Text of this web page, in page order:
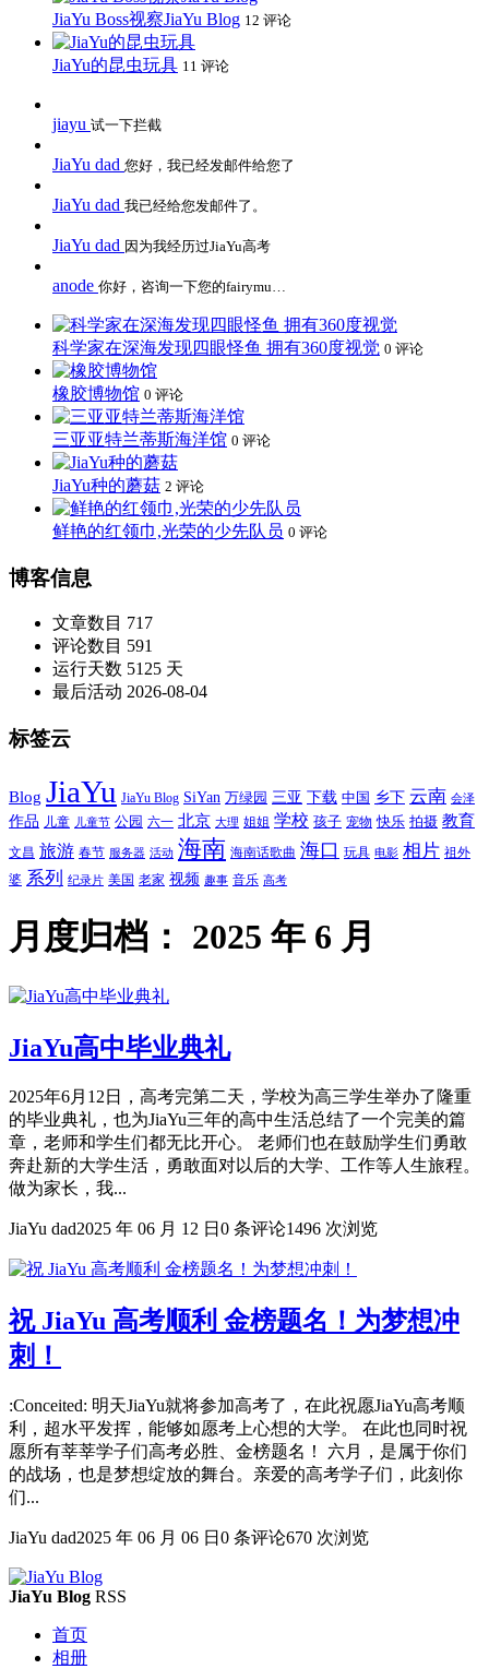
JiaYu Boss视察JiaYu Blog 12 评论
JiaYu的昆虫玩具 11 评论
jiayu 试一下拦截
JiaYu dad 您好，我已经发邮件给您了
JiaYu dad 我已经给您发邮件了。
JiaYu dad 因为我经历过JiaYu高考
anode 你好，咨询一下您的fairymu…
科学家在深海发现四眼怪鱼 拥有360度视觉 0 评论
橡胶博物馆 0 评论
三亚亚特兰蒂斯海洋馆 0 评论
JiaYu种的蘑菇 2 评论
鲜艳的红领巾,光荣的少先队员 0 评论
博客信息
文章数目 717
评论数目 591
运行天数 5125 天
最后活动 2026-08-04
标签云
Blog JiaYu JiaYu Blog SiYan 万绿园 三亚 下载 中国 乡下 云南 会泽
作品 儿童 儿童节 公园 六一 北京 大理 姐姐 学校 孩子 宠物 快乐 拍摄 教育
文昌 旅游 春节 服务器 活动 海南 海南话歌曲 海口 玩具 电影 相片 祖外
婆 系列 纪录片 美国 老家 视频 趣事 音乐 高考
月度归档： 2025 年 6 月
JiaYu高中毕业典礼
2025年6月12日，高考完第二天，学校为高三学生举办了隆重
的毕业典礼，也为JiaYu三年的高中生活总结了一个完美的篇
章，老师和学生们都无比开心。 老师们也在鼓励学生们勇敢
奔赴新的大学生活，勇敢面对以后的大学、工作等人生旅程。
做为家长，我...
JiaYu dad2025 年 06 月 12 日 0 条评论1496 次浏览
祝 JiaYu 高考顺利 金榜题名！为梦想冲
刺！
:Conceited: 明天JiaYu就将参加高考了，在此祝愿JiaYu高考顺
利，超水平发挥，能够如愿考上心想的大学。 在此也同时祝
愿所有莘莘学子们高考必胜、金榜题名！ 六月，是属于你们
的战场，也是梦想绽放的舞台。亲爱的高考学子们，此刻你
们...
JiaYu dad2025 年 06 月 06 日 0 条评论670 次浏览
JiaYu Blog RSS
首页
相册